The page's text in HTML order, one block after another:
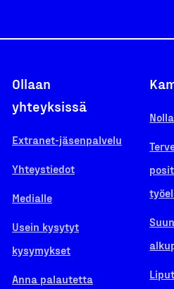
Ollaan
yhteyksissä
Extranet-jäsenpalvelu
Yhteystiedot
Medialle
Usein kysytyt
kysymykset
Anna palautetta